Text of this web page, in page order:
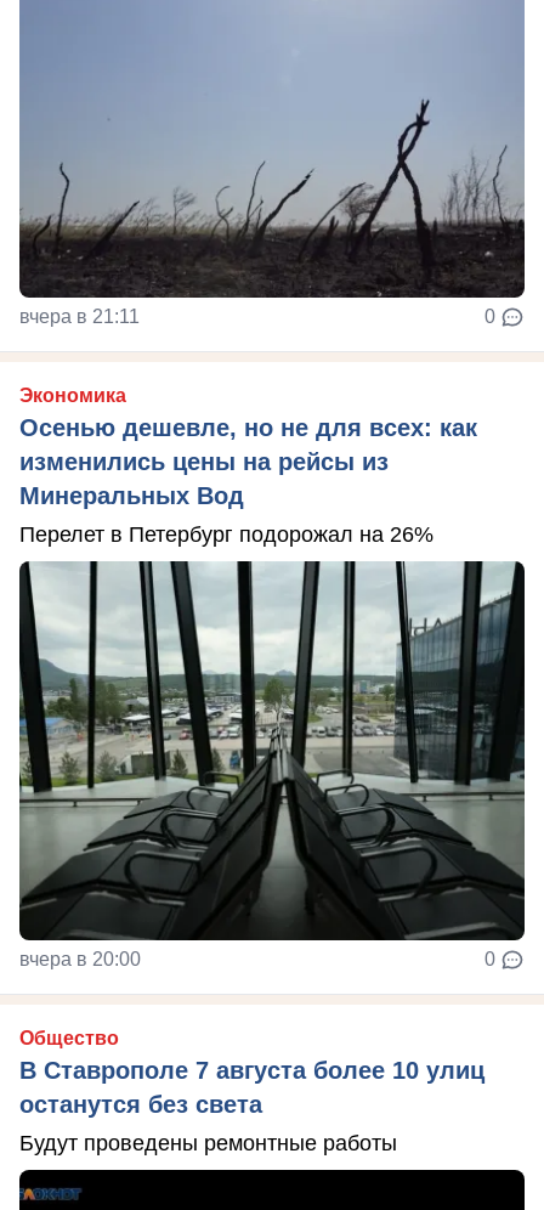
вчера в 21:11 0
Экономика
Осенью дешевле, но не для всех: как
изменились цены на рейсы из
Минеральных Вод
Перелет в Петербург подорожал на 26%
вчера в 20:00 0
Общество
В Ставрополе 7 августа более 10 улиц
останутся без света
Будут проведены ремонтные работы